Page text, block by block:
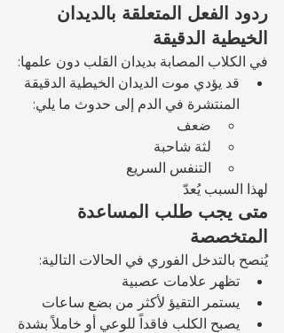
ردود الفعل المتعلقة بالديدان
الخيطية الدقيقة
في الكلاب المصابة بديدان القلب دون علمها:
قد يؤدي موت الديدان الخيطية الدقيقة
المنتشرة في الدم إلى حدوث ما يلي:
ضعف
لثة شاحبة
التنفس السريع
لهذا السبب يُعدّ
متى يجب طلب المساعدة
المتخصصة
يُنصح بالتدخل الفوري في الحالات التالية:
تظهر علامات عصبية
يستمر التقيؤ لأكثر من بضع ساعات
يصبح الكلب فاقداً للوعي أو خاملاً بشدة